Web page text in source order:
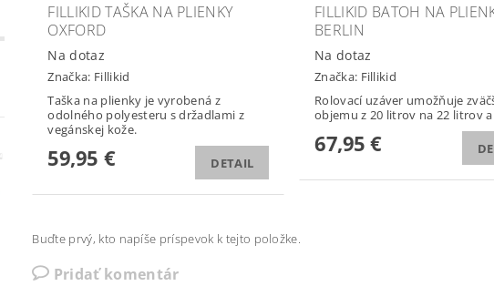
FILLIKID TAŠKA NA PLIENKY
OXFORD
Na dotaz
Značka: Fillikid
Taška na plienky je vyrobená z
odolného polyesteru s držadlami z
vegánskej kože.
59,95 € DETAIL
FILLIKID BATOH NA
BERLIN
Na dotaz
Značka: Fillikid
Rolovací uzáver umožňuje
objemu z 20 litrov na 22 litrov
67,95 €
Buďte prvý, kto napíše príspevok k tejto položke.
Pridať komentár